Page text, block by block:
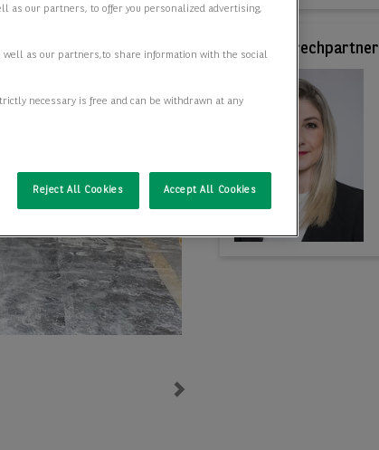
Next
Ihr Ansprechpartner
as our partners, to offer you personalized advertising,
well as our partners,to share information with the social
necessary is free and can be withdrawn at any
Reject All Cookies Accept All Cookies